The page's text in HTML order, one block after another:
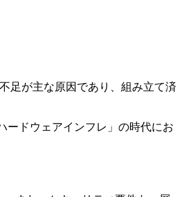
足が主な原因であり、組み立て済
ードウェアインフレ」の時代にお